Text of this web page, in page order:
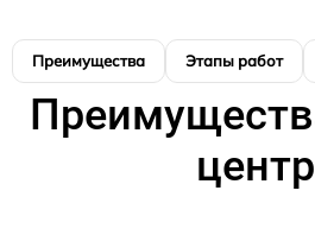
Преимущества Этапы работ